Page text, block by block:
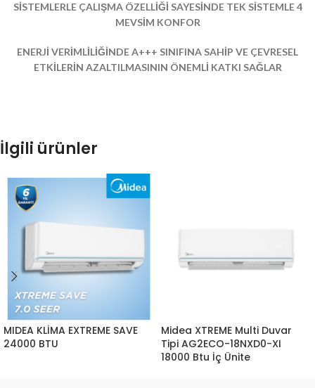
SİSTEMLERLE ÇALIŞMA ÖZELLİĞİ SAYESİNDE TEK SİSTEMLE 4
MEVSİM KONFOR
ENERJİ VERİMLİLİĞİNDE A+++ SINIFINA SAHİP VE ÇEVRESEL
ETKİLERİN AZALTILMASININ ÖNEMLİ KATKI SAĞLAR
İlgili ürünler
MIDEA KLİMA EXTREME SAVE
24000 BTU
Midea XTREME Multi Duvar
Tipi AG2ECO-18NXD0-XI
18000 Btu İç Ünite